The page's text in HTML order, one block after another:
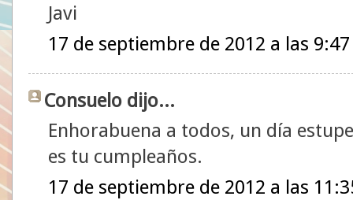
Javi
17 de septiembre de 2012 a las 9:47
Consuelo dijo...
Enhorabuena a todos, un día
es tu cumpleaños.
17 de septiembre de 2012 a las